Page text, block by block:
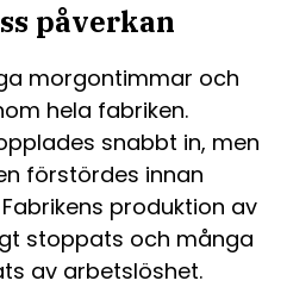
påverkan
morgontimmar och
hela fabriken.
snabbt in, men
förstördes innan
produktion av
stoppats och många
av arbetslöshet.